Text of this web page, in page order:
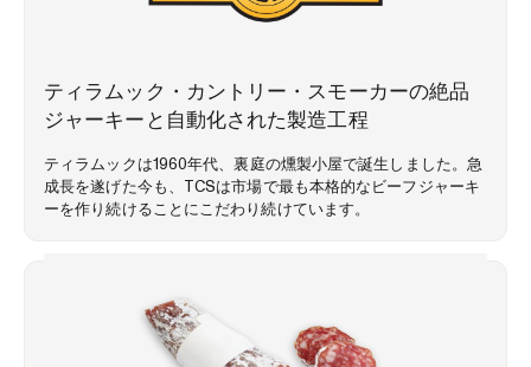
ティラムック・カントリー・スモーカーの絶品
ジャーキーと自動化された製造工程
ティラムックは1960年代、裏庭の燻製小屋で誕生しました。急
成長を遂げた今も、TCSは市場で最も本格的なビーフジャーキ
ーを作り続けることにこだわり続けています。